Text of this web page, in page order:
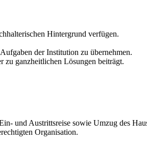
Hintergrund verfügen.
der Institution zu übernehmen.
zu ganzheitlichen Lösungen beiträgt.
und Austrittsreise sowie Umzug des
Organisation.